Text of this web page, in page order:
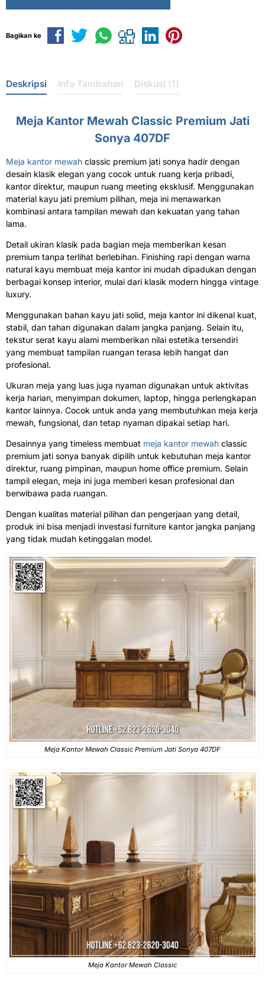
Bagikan ke
Deskripsi Info Tambahan Diskusi (1)
Meja Kantor Mewah Classic Premium Jati
Sonya 407DF
Meja kantor mewah classic premium jati sonya hadir dengan
desain klasik elegan yang cocok untuk ruang kerja pribadi,
kantor direktur, maupun ruang meeting eksklusif. Menggunakan
material kayu jati premium pilihan, meja ini menawarkan
kombinasi antara tampilan mewah dan kekuatan yang tahan
lama.
Detail ukiran klasik pada bagian meja memberikan kesan
premium tanpa terlihat berlebihan. Finishing rapi dengan warna
natural kayu membuat meja kantor ini mudah dipadukan dengan
berbagai konsep interior, mulai dari klasik modern hingga vintage
luxury.
Menggunakan bahan kayu jati solid, meja kantor ini dikenal kuat,
stabil, dan tahan digunakan dalam jangka panjang. Selain itu,
tekstur serat kayu alami memberikan nilai estetika tersendiri
yang membuat tampilan ruangan terasa lebih hangat dan
profesional.
Ukuran meja yang luas juga nyaman digunakan untuk aktivitas
kerja harian, menyimpan dokumen, laptop, hingga perlengkapan
kantor lainnya. Cocok untuk anda yang membutuhkan meja kerja
mewah, fungsional, dan tetap nyaman dipakai setiap hari.
Desainnya yang timeless membuat meja kantor mewah classic
premium jati sonya banyak dipilih untuk kebutuhan meja kantor
direktur, ruang pimpinan, maupun home office premium. Selain
tampil elegan, meja ini juga memberi kesan profesional dan
berwibawa pada ruangan.
Dengan kualitas material pilihan dan pengerjaan yang detail,
produk ini bisa menjadi investasi furniture kantor jangka panjang
yang tidak mudah ketinggalan model.
Meja Kantor Mewah Classic Premium Jati Sonya 407DF
Meja Kantor Mewah Classic